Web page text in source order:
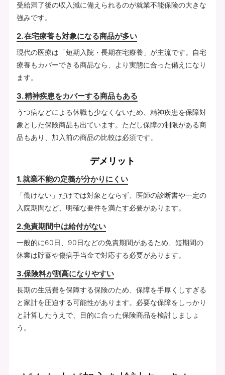
受給満了後の収入減に備えられるのが就業不能保険の大きな
強みです。
2. 在宅療養も対象になる商品が多い
現代の医療は「短期入院・長期在宅療養」が主流です。自宅
療養もカバーできる商品なら、より実態に合った備えになり
ます。
3. 精神疾患をカバーする商品もある
うつ病などによる休職も少なくないため、精神疾患を保障対
象とした保険商品も出ています。ただし保障の制限がある商
品もあり、加入前の商品の比較は必須です。
デメリット
1. 就業不能の定義が分かりにくい
「働けない」だけでは対象とならず、医師の診断書や一定の
入院期間など、明確な要件を満たす必要があります。
2.免責期間中は給付がない
一般的に60日、90日などの免責期間があるため、短期間の
休業は貯蓄や傷病手当金で対応する必要があります。
3.保険料が割高になりやすい
長期の生活費を保障する保険のため、保障を手厚くしすぎる
と家計を圧迫する可能性があります。必要な保障をしっかり
と計算したうえで、目的に合った保険商品を検討しましょ
う。